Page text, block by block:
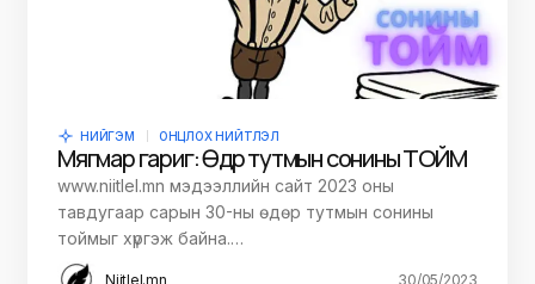
НИЙГЭМ ОНЦЛОХ НИЙТЛЭЛ
Мягмар гариг: Өдөр тутмын сонины ТОЙМ
www.niitlel.mn мэдээллийн сайт 2023 оны
тавдугаар сарын 30-ны өдөр тутмын сонины
тоймыг хүргэж байна.…
Niitlel.mn 30/05/2023